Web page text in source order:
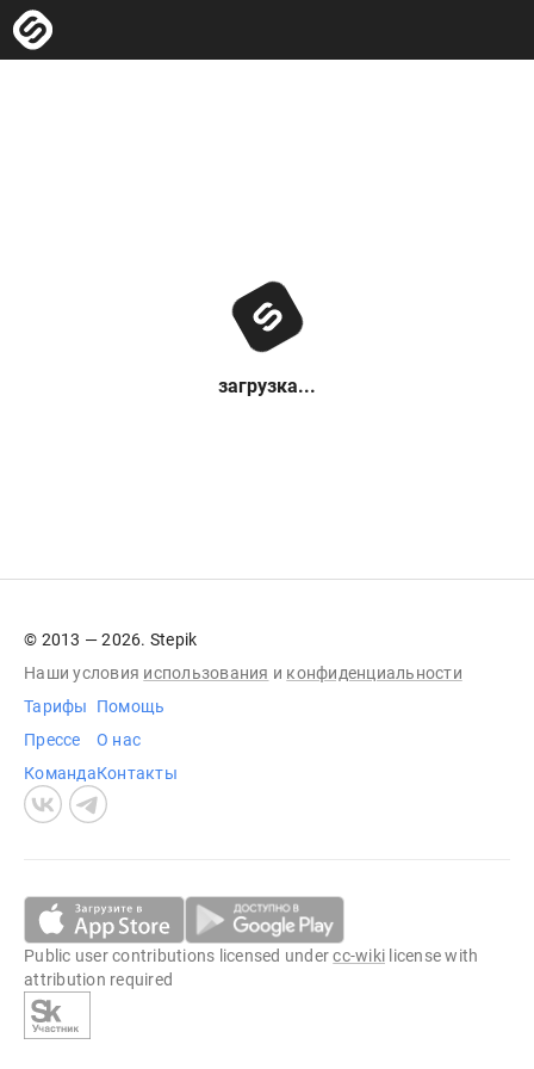
загрузка...
© 2013 — 2026. Stepik
Наши условия использования и конфиденциальности
Тарифы
Прессе
Команда
Помощь
О нас
Контакты
Public user contributions licensed undercc-wiki license with
attribution required